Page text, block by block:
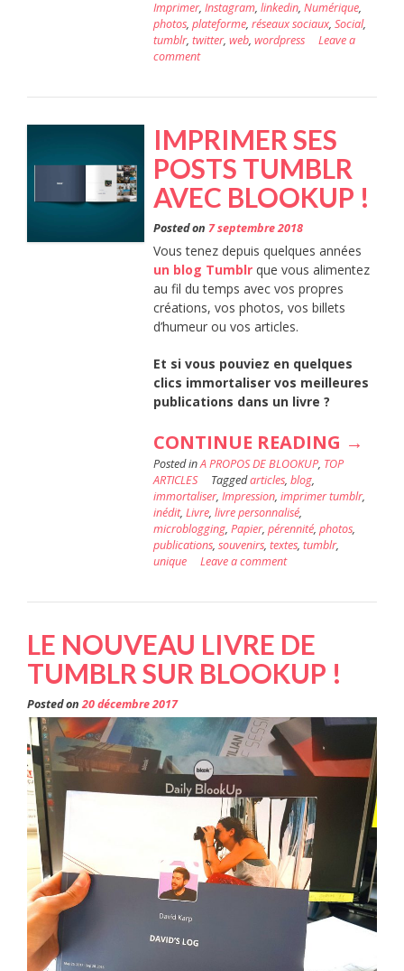
VOS
! »
Imprimer, Instagram, linkedin, Numérique,
photos, plateforme, réseaux sociaux, Social,
tumblr, twitter, web, wordpress
Leave a
comment
IMPRIMER SES
POSTS TUMBLR
AVEC BLOOKUP !
Posted on 7 septembre 2018
Vous tenez depuis quelques années
un blog Tumblrque vous alimentez
au fil du temps avec vos propres
créations, vos photos, vos billets
d’humeur ou vos articles.
Et si vous pouviez en quelques
clics immortaliser vos meilleures
publications dans un livre ?
CONTINUE READING «
POSTS
! »
→
Posted inA PROPOS DE BLOOKUP, TOP
ARTICLES
Taggedarticles, blog,
immortaliser, Impression, imprimer tumblr,
inédit, Livre, livre personnalisé,
microblogging, Papier, pérennité, photos,
publications, souvenirs, textes, tumblr,
unique
Leave a comment
LE NOUVEAU LIVRE DE
TUMBLR SUR BLOOKUP !
Posted on20 décembre 2017